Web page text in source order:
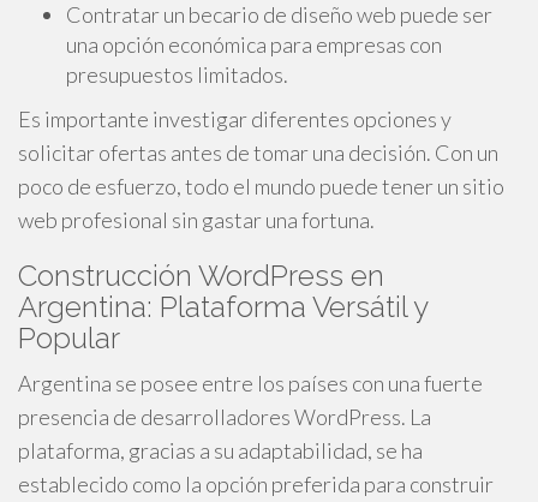
Contratar un becario de diseño web puede ser
una opción económica para empresas con
presupuestos limitados.
Es importante investigar diferentes opciones y
solicitar ofertas antes de tomar una decisión. Con un
poco de esfuerzo, todo el mundo puede tener un sitio
web profesional sin gastar una fortuna.
Construcción WordPress en
Argentina: Plataforma Versátil y
Popular
Argentina se posee entre los países con una fuerte
presencia de desarrolladores WordPress. La
plataforma, gracias a su adaptabilidad, se ha
establecido como la opción preferida para construir